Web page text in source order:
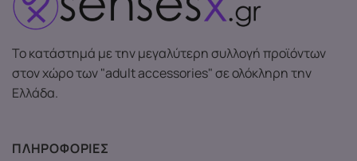
Το κατάστημά με την μεγαλύτερη συλλογή προϊόντων
στον χώρο των "adult accessories" σε ολόκληρη την
Ελλάδα.
ΠΛΗΡΟΦΟΡΙΕΣ